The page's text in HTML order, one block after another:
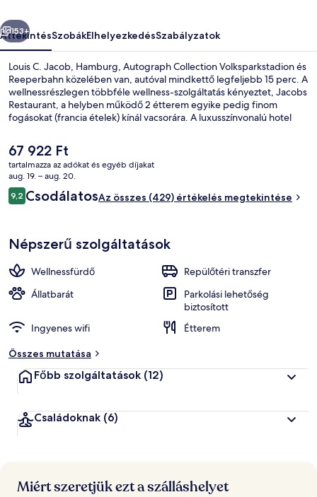
Következő
153+
ÁttekintésSzobákElhelyezkedésSzabályzatok
Louis C. Jacob, Hamburg, Autograph Collection Volksparkstadion és
Reeperbahn közelében van, autóval mindkettő legfeljebb 15 perc. A
wellnessrészlegen többféle wellness-szolgáltatás kényeztet, Jacobs
Restaurant, a helyben működő 2 étterem egyike pedig finom
fogásokat (francia ételek) kínál vacsorára. A luxusszínvonalú hotel
fitneszlétesítmény és szauna.
A
jelenlegi
ár
67 922 Ft
67 922 Ft
tartalmazza az adókat és egyéb díjakat
aug. 19. – aug. 20.
Értékelések
9,29,2 ennyiből: 10
CsodálatosAz összes (429) értékelés megtekintése
Népszerű szolgáltatások
Wellnessfürdő
Repülőtéri transzfer
Állatbarát
Parkolási lehetőség
biztosított
Ingyenes wifi
Étterem
Összes mutatása
Főbb szolgáltatások (12)
Családoknak (6)
Miért szeretjük ezt a szálláshelyet